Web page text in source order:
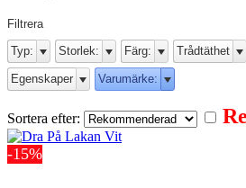
Filtrera
Typ:
Storlek: Färg: Trådtäthet
Egenskaper Varumärke:
Sortera efter:
-15%